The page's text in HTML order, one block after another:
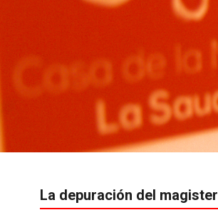
La depuración del